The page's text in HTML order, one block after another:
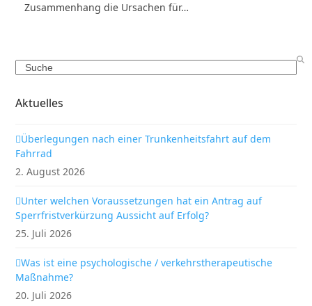
Zusammenhang die Ursachen für…
Search
Aktuelles
Überlegungen nach einer Trunkenheitsfahrt auf dem
Fahrrad
2. August 2026
Unter welchen Voraussetzungen hat ein Antrag auf
Sperrfristverkürzung Aussicht auf Erfolg?
25. Juli 2026
Was ist eine psychologische / verkehrstherapeutische
Maßnahme?
20. Juli 2026